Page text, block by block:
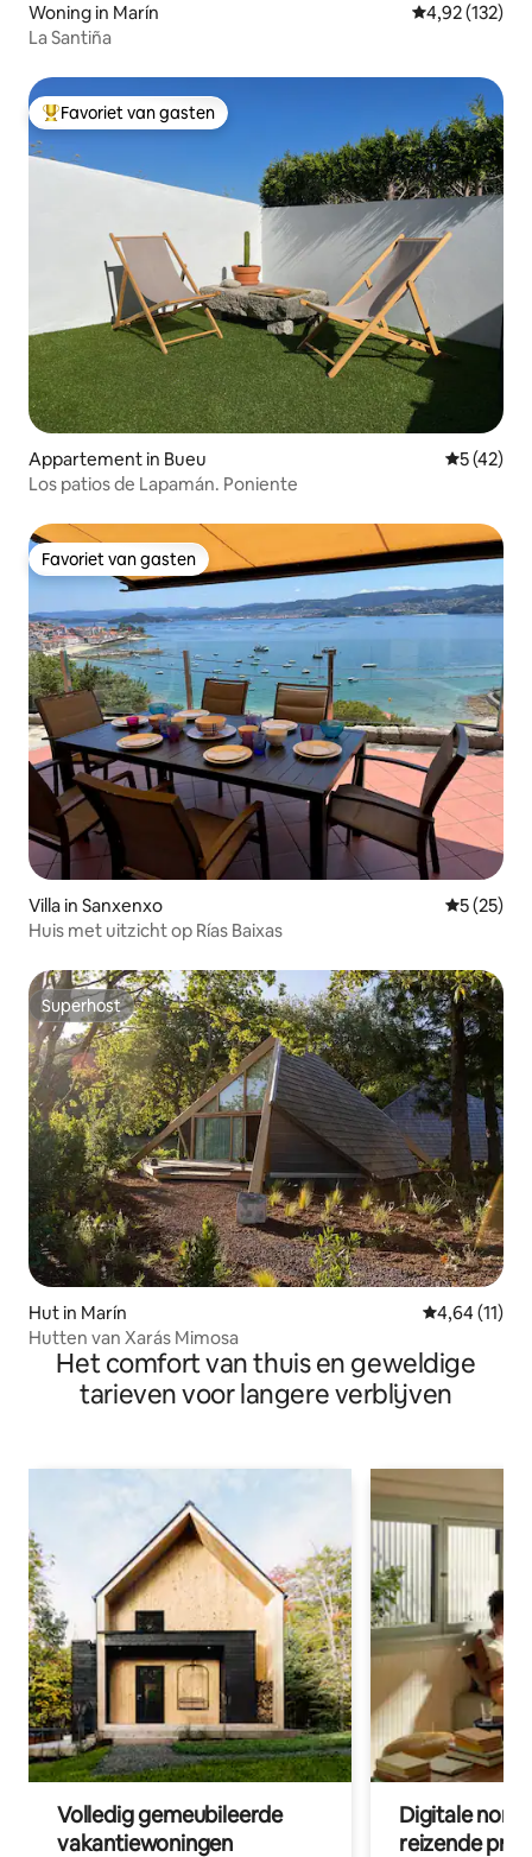
Woning in Marín Gemiddelde
4,92 (132)
La Santiña
Topfavoriet van gasten
Favoriet van gasten
Appartement in Bueu
5 (42)
Los patios de Lapamán. Poniente
Favoriet van gasten
Favoriet van gasten
Villa in Sanxenxo
5 (25)
Huis met uitzicht op Rías Baixas
Superhost
Superhost
Hut in Marín Gemiddelde
4,64 (11)
Hutten van Xarás Mimosa
Het comfort van thuis en geweldige
tarieven voor langere verblijven
Volledig gemeubileerde
vakantiewoningen
Digitale
reizende